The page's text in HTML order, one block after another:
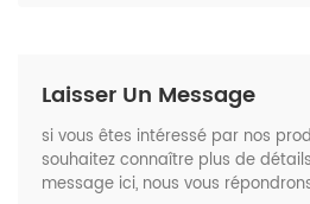
Laisser Un Message
si vous êtes intéressé par nos
souhaitez connaître plus de
message ici, nous vous